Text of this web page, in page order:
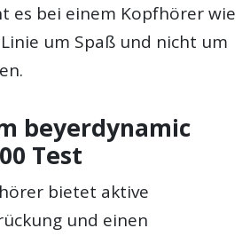
es bei einem Kopfhörer wie
um Spaß und nicht um
beyerdynamic
Test
bietet aktive
und einen